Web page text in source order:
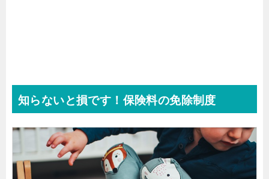
知らないと損です！保険料の免除制度